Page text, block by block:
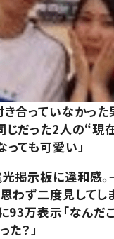
き合っていなかった
だった2人の“現
ても可愛い」
掲示板に違和感
わず二度見してし
93万表示「なんだこ
た？」